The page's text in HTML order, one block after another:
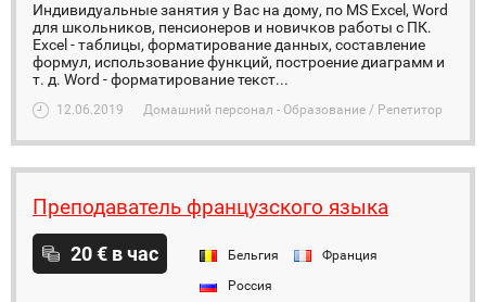
Индивидуальные занятия у Вас на дому, по MS Excel, Word
для школьников, пенсионеров и новичков работы с ПК.
Excel - таблицы, форматирование данных, составление
формул, использование функций, построение диаграмм и
т. д. Word - форматирование текст...
12.06.2019 Домашний персонал - Образование / Репетитор
Преподаватель французского языка
20 € в час Бельгия
Франция
Россия